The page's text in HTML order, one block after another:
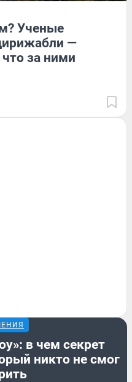
Ученые
—
за ними
в чем секрет
никто не смог